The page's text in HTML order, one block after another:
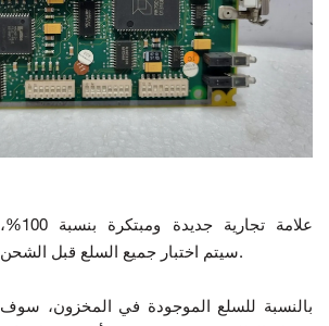
علامة تجارية جديدة ومبتكرة بنسبة 100%،
سيتم اختبار جميع السلع قبل الشحن.
بالنسبة للسلع الموجودة في المخزون، سوف